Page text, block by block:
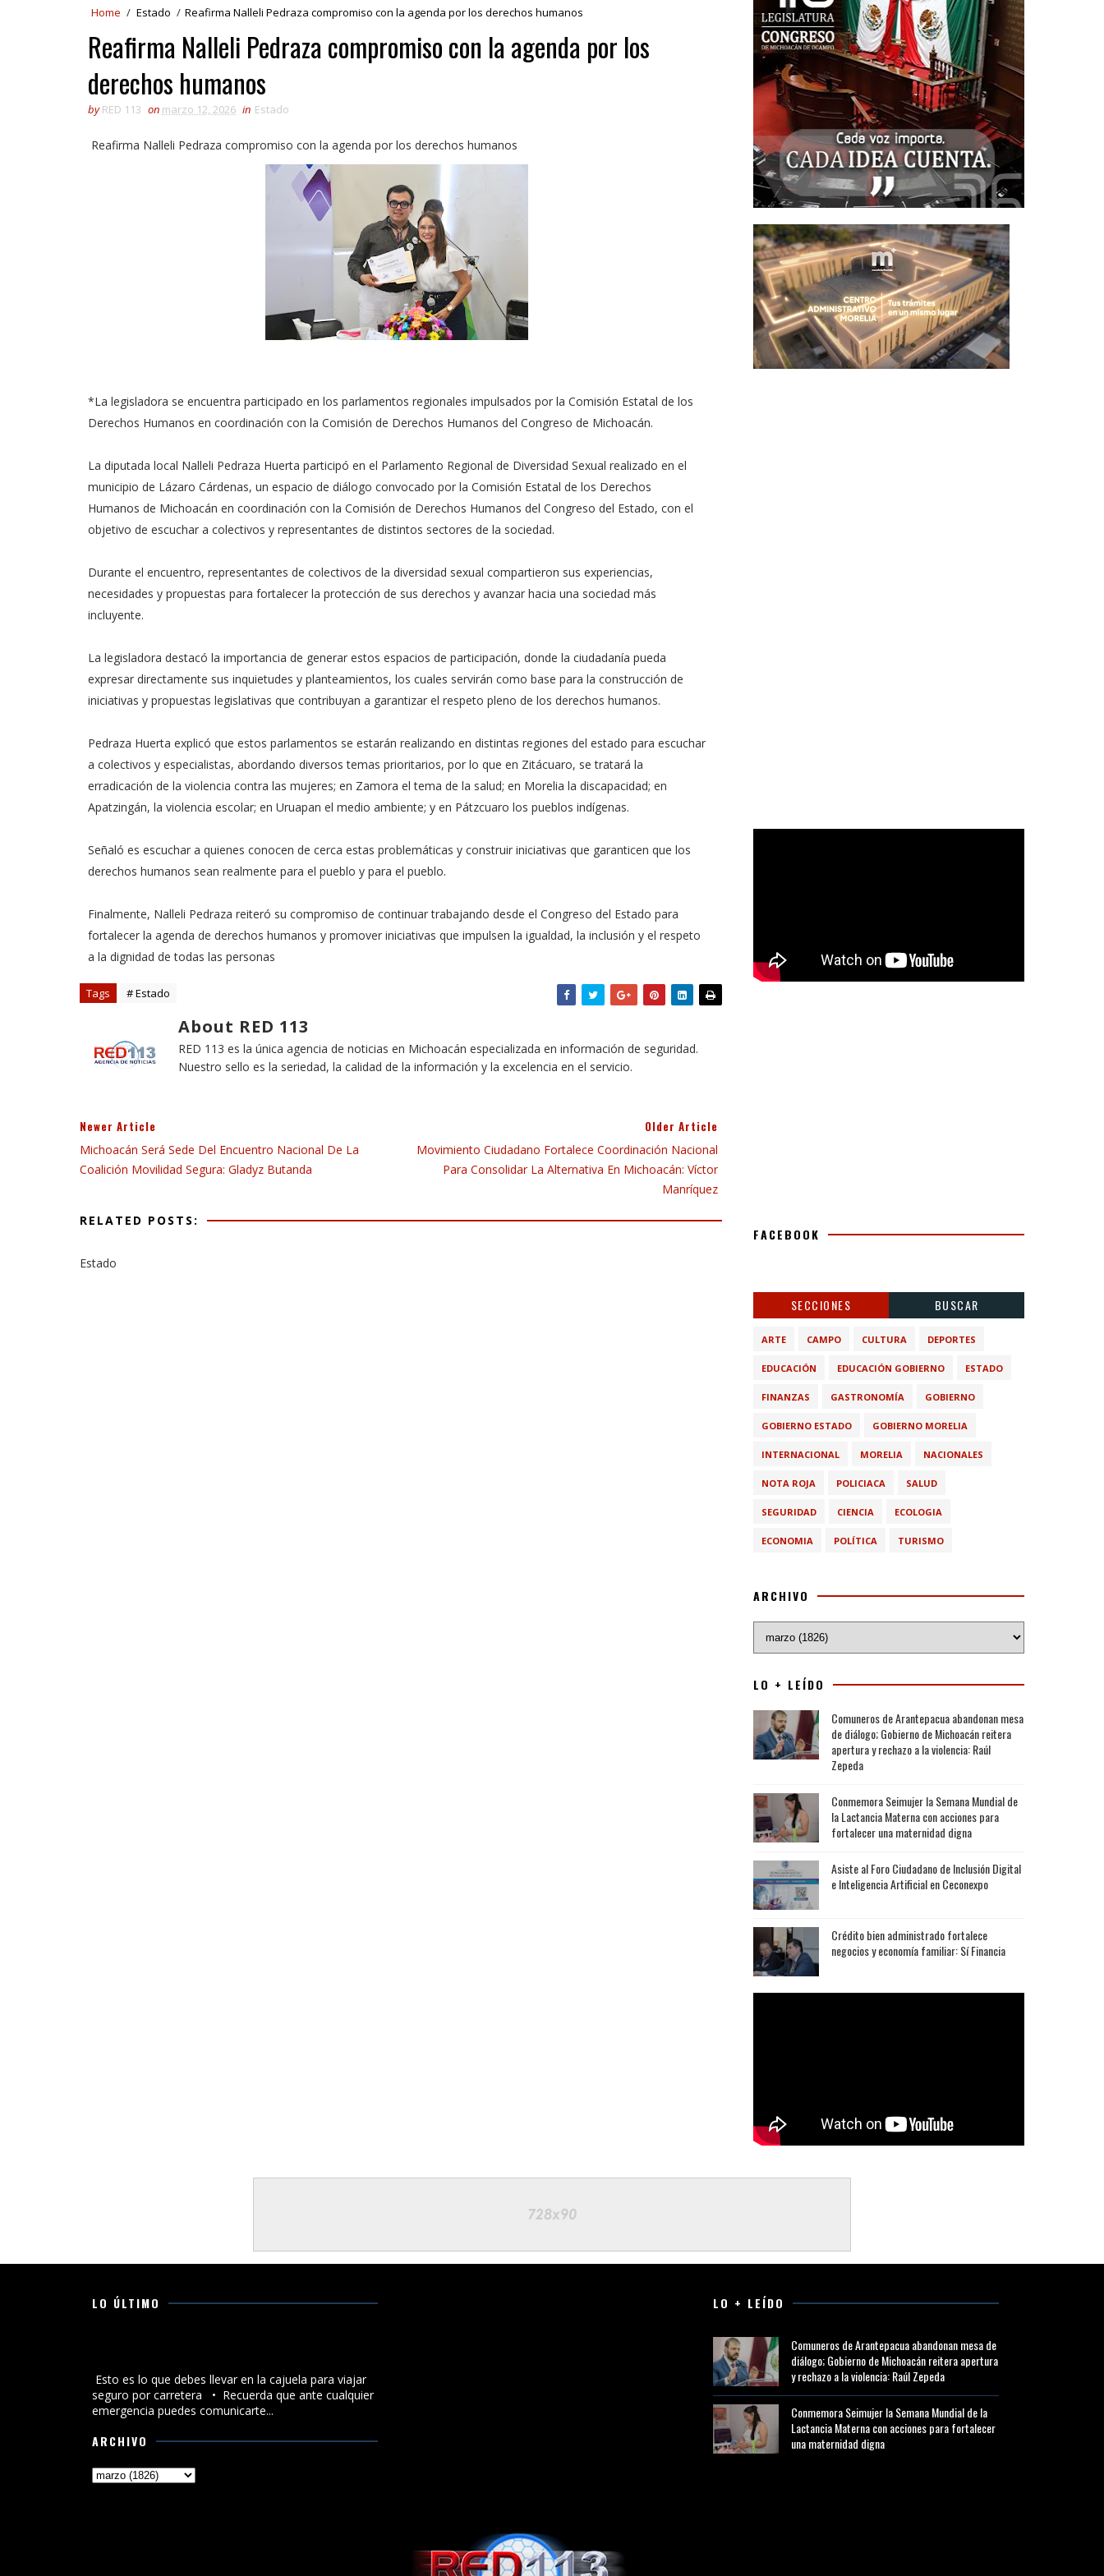
Home / Estado / Reafirma Nalleli Pedraza compromiso con la agenda por los derechos humanos
Reafirma Nalleli Pedraza compromiso con la agenda por los
derechos humanos
by RED 113 on marzo 12, 2026 in Estado
Reafirma Nalleli Pedraza compromiso con la agenda por los derechos humanos
*La legisladora se encuentra participado en los parlamentos regionales impulsados por la Comisión Estatal de los
Derechos Humanos en coordinación con la Comisión de Derechos Humanos del Congreso de Michoacán.
La diputada local Nalleli Pedraza Huerta participó en el Parlamento Regional de Diversidad Sexual realizado en el
municipio de Lázaro Cárdenas, un espacio de diálogo convocado por la Comisión Estatal de los Derechos
Humanos de Michoacán en coordinación con la Comisión de Derechos Humanos del Congreso del Estado, con el
objetivo de escuchar a colectivos y representantes de distintos sectores de la sociedad.
Durante el encuentro, representantes de colectivos de la diversidad sexual compartieron sus experiencias,
necesidades y propuestas para fortalecer la protección de sus derechos y avanzar hacia una sociedad más
incluyente.
La legisladora destacó la importancia de generar estos espacios de participación, donde la ciudadanía pueda
expresar directamente sus inquietudes y planteamientos, los cuales servirán como base para la construcción de
iniciativas y propuestas legislativas que contribuyan a garantizar el respeto pleno de los derechos humanos.
Pedraza Huerta explicó que estos parlamentos se estarán realizando en distintas regiones del estado para escuchar
a colectivos y especialistas, abordando diversos temas prioritarios, por lo que en Zitácuaro, se tratará la
erradicación de la violencia contra las mujeres; en Zamora el tema de la salud; en Morelia la discapacidad; en
Apatzingán, la violencia escolar; en Uruapan el medio ambiente; y en Pátzcuaro los pueblos indígenas.
Señaló es escuchar a quienes conocen de cerca estas problemáticas y construir iniciativas que garanticen que los
derechos humanos sean realmente para el pueblo y para el pueblo.
Finalmente, Nalleli Pedraza reiteró su compromiso de continuar trabajando desde el Congreso del Estado para
fortalecer la agenda de derechos humanos y promover iniciativas que impulsen la igualdad, la inclusión y el respeto
a la dignidad de todas las personas
Tags # Estado
About RED 113
RED 113 es la única agencia de noticias en Michoacán especializada en información de seguridad.
Nuestro sello es la seriedad, la calidad de la información y la excelencia en el servicio.
Newer Article
Michoacán Será Sede Del Encuentro Nacional De La
Coalición Movilidad Segura: Gladyz Butanda
Older Article
Movimiento Ciudadano Fortalece Coordinación Nacional
Para Consolidar La Alternativa En Michoacán: Víctor
Manríquez
RELATED POSTS:
Estado
FACEBOOK
SECCIONES BUSCAR
ARTE CAMPO CULTURA DEPORTES
EDUCACIÓN EDUCACIÓN GOBIERNO ESTADO
FINANZAS GASTRONOMÍA GOBIERNO
GOBIERNO ESTADO GOBIERNO MORELIA
INTERNACIONAL MORELIA NACIONALES
NOTA ROJA POLICIACA SALUD
SEGURIDAD CIENCIA ECOLOGIA
ECONOMIA POLÍTICA TURISMO
ARCHIVO
LO + LEÍDO
Comuneros de Arantepacua abandonan mesa
de diálogo; Gobierno de Michoacán reitera
apertura y rechazo a la violencia: Raúl
Zepeda
Conmemora Seimujer la Semana Mundial de
la Lactancia Materna con acciones para
fortalecer una maternidad digna
Asiste al Foro Ciudadano de Inclusión Digital
e Inteligencia Artificial en Ceconexpo
Crédito bien administrado fortalece
negocios y economía familiar: Sí Financia
LO ÚLTIMO
Esto es lo que debes llevar en la cajuela para viajar
seguro por carretera •⁠ ⁠Recuerda que ante cualquier
emergencia puedes comunicarte...
ARCHIVO
LO + LEÍDO
Comuneros de Arantepacua abandonan mesa de
diálogo; Gobierno de Michoacán reitera apertura
y rechazo a la violencia: Raúl Zepeda
Conmemora Seimujer la Semana Mundial de la
Lactancia Materna con acciones para fortalecer
una maternidad digna